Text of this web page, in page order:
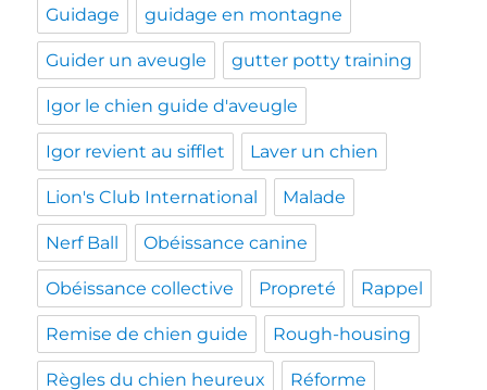
Guidage guidage en montagne
Guider un aveugle gutter potty training
Igor le chien guide d'aveugle
Igor revient au sifflet Laver un chien
Lion's Club International Malade
Nerf Ball Obéissance canine
Obéissance collective Propreté Rappel
Remise de chien guide Rough-housing
Règles du chien heureux Réforme